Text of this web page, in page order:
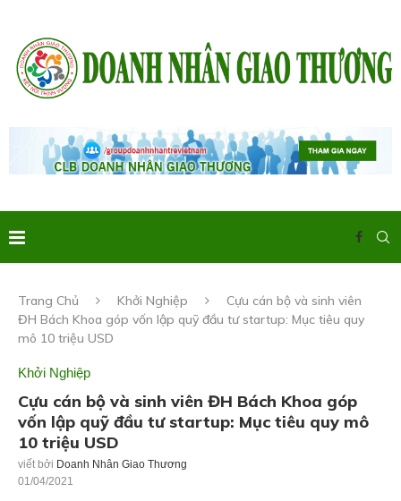
Trang Chủ Khởi Nghiệp
Cựu cán bộ và sinh viên
ĐH Bách Khoa góp vốn lập quỹ đầu tư startup: Mục tiêu quy
mô 10 triệu USD
Khởi Nghiệp
Cựu cán bộ và sinh viên ĐH Bách Khoa góp
vốn lập quỹ đầu tư startup: Mục tiêu quy mô
10 triệu USD
viết bởi Doanh Nhân Giao Thương
01/04/2021